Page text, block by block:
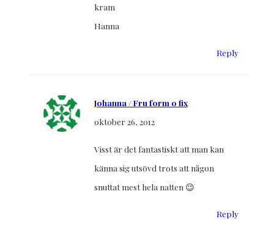
kram
Hanna
Reply
Johanna / Fru form o fix
oktober 26, 2012
Visst är det fantastiskt att man kan
känna sig utsövd trots att någon
snuttat mest hela natten 😉
Reply